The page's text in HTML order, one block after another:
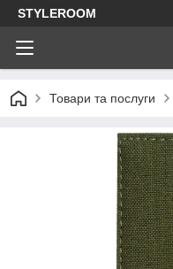
STYLEROOM
Товари та послуги